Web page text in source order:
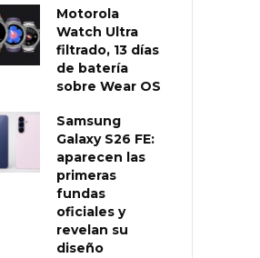
Motorola
Watch Ultra
filtrado, 13 días
de batería
sobre Wear OS
Samsung
Galaxy S26 FE:
aparecen las
primeras
fundas
oficiales y
revelan su
diseño